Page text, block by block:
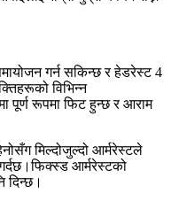
गर्न सकिन्छ र हेडरेस्ट 4
विभिन्न
पूर्ण रूपमा फिट हुन्छ र आराम
मिल्दोजुल्दो आर्मरेस्टले
आर्मरेस्टको
दिन्छ।